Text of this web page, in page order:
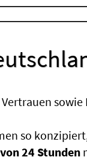
so
24 Stunden